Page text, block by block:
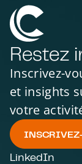
Restez
Inscrivez-
et insights
votre
LinkedIn